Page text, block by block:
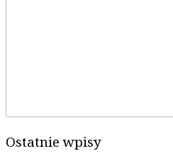
Ostatnie wpisy